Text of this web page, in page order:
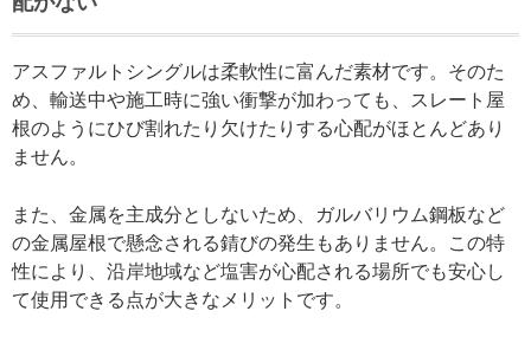
アスファルトシングルは柔軟性に富んだ素材です。そのた
め、輸送中や施工時に強い衝撃が加わっても、スレート屋
根のようにひび割れたり欠けたりする心配がほとんどあり
ません。
また、金属を主成分としないため、ガルバリウム鋼板など
の金属屋根で懸念される錆びの発生もありません。この特
性により、沿岸地域など塩害が心配される場所でも安心し
て使用できる点が大きなメリットです。